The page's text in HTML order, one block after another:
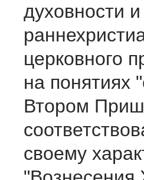
духовности
церковного
на понятиях
Втором
своему